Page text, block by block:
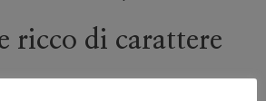
ricco di carattere